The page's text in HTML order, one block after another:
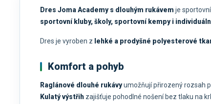
Dres Joma Academy s dlouhým rukávem je
sportovní kluby, školy, sportovní kempy i
Dres je vyroben z lehké a prodyšné polyesterové
Komfort a pohyb
Raglánové dlouhé rukávyumožňují přirozený rozsah
Kulatý výstřih zajišťuje pohodlné nošení bez tlaku na